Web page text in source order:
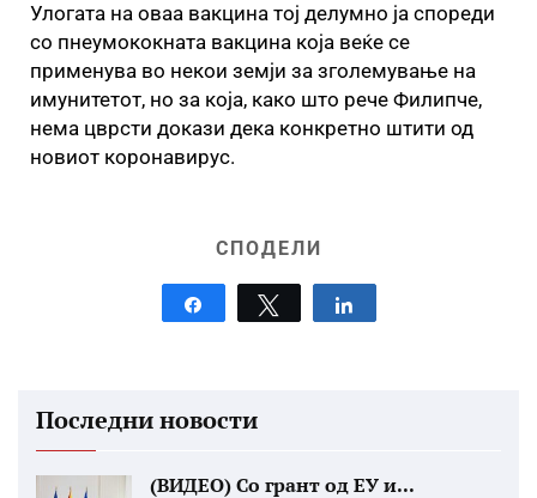
Улогата на оваа вакцина тој делумно ја спореди
со пнеумококната вакцина која веќе се
применува во некои земји за зголемување на
имунитетот, но за која, како што рече Филипче,
нема цврсти докази дека конкретно штити од
новиот коронавирус.
СПОДЕЛИ
Tweet
Последни новости
(ВИДЕО) Со грант од ЕУ и...